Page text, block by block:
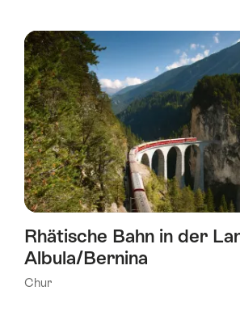
Rhätische Bahn in der
Albula/Bernina
Chur